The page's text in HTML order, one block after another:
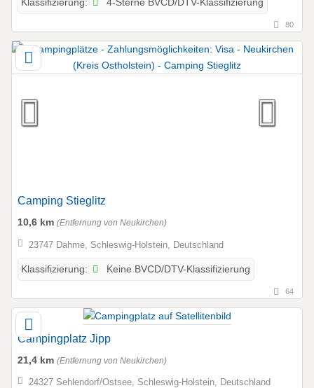
Klassifizierung: 4-Sterne BVCD/DTV-Klassifizierung
80
Camping Stieglitz
10,6 km (Entfernung von Neukirchen)
23747 Dahme, Schleswig-Holstein, Deutschland
Klassifizierung: Keine BVCD/DTV-Klassifizierung
64
Campingplatz Jipp
21,4 km (Entfernung von Neukirchen)
24327 Sehlendorf/Ostsee, Schleswig-Holstein, Deutschland